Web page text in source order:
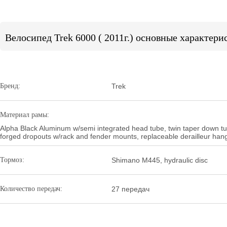
Велосипед Trek 6000 ( 2011г.) основные
Бренд: Trek
Материал рамы:
Alpha Black Aluminum w/semi integrated head tube, twin taper down
forged dropouts w/rack and fender mounts, replaceable derailleur
Тормоз: Shimano M445, hydraulic disc
Количество передач: 27 передач